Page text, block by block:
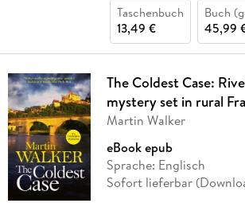
Taschenbuch
13,49 €
Buch
45,99
The Coldest Case:
mystery set in rural
Martin Walker
eBook epub
Sprache: Englisch
Sofort lieferbar